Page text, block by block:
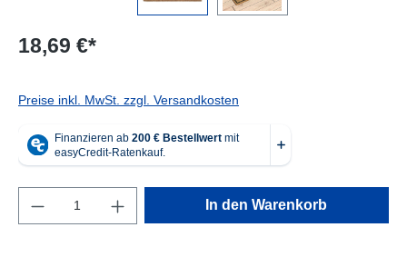
18,69 €*
Preise inkl. MwSt. zzgl. Versandkosten
Produkt Anzahl: Gib den gewünschten
In den Warenkorb